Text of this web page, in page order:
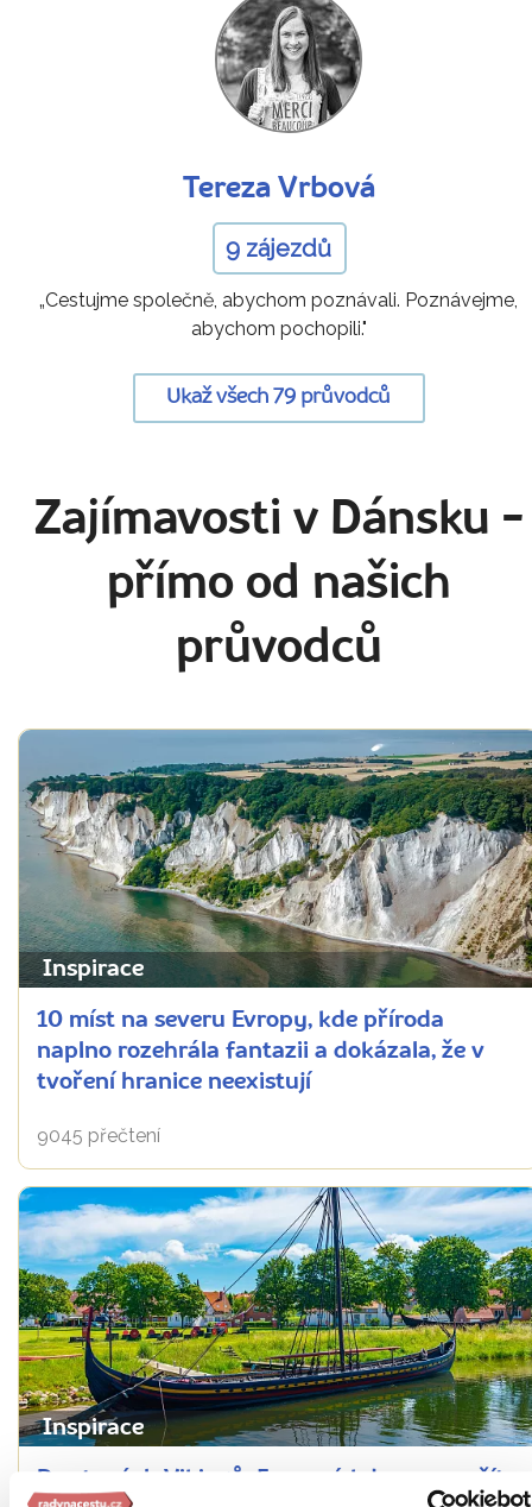
Tereza Vrbová
9 zájezdů
„Cestujme společně, abychom poznávali. Poznávejme,
abychom pochopili."
Ukaž všech 79 průvodců
Zajímavosti v Dánsku -
přímo od našich
průvodců
Inspirace
10 míst na severu Evropy, kde příroda
naplno rozehrála fantazii a dokázala, že v
tvoření hranice neexistují
9045 přečtení
Inspirace
Po stopách Vikingů: 5 muzeí, kde se ponoříte